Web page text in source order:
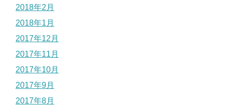
2018年2月
2018年1月
2017年12月
2017年11月
2017年10月
2017年9月
2017年8月